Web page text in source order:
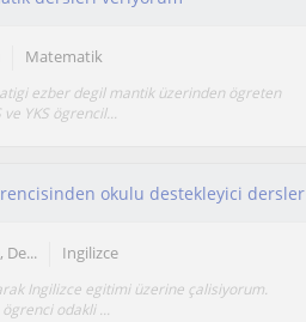
Matematik
ezber degil mantik üzerinden ögreten
YKS ögrencil...
okulu destekleyici dersler
De... Ingilizce
Ingilizce egitimi üzerine çalisiyorum.
odakli ...